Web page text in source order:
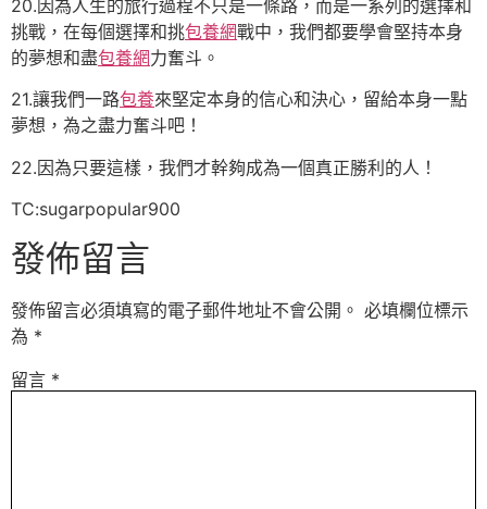
20.因為人生的旅行過程不只是一條路，而是一系列的選擇和
挑戰，在每個選擇和挑包養網戰中，我們都要學會堅持本身
的夢想和盡包養網力奮斗。
21.讓我們一路包養來堅定本身的信心和決心，留給本身一點
夢想，為之盡力奮斗吧！
22.因為只要這樣，我們才幹夠成為一個真正勝利的人！
TC:sugarpopular900
發佈留言
發佈留言必須填寫的電子郵件地址不會公開。 必填欄位標示
為 *
留言 *